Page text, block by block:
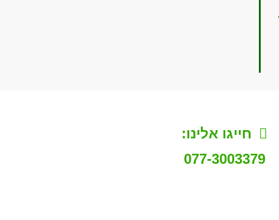
חייגו אלינו:
077-3003379